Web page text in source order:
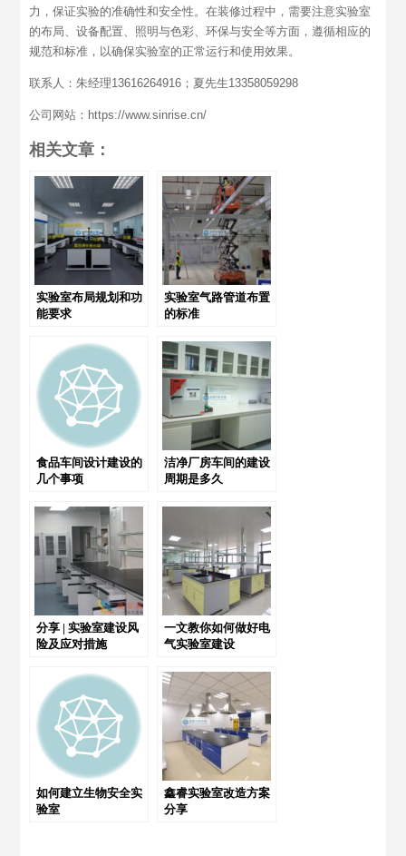
力，保证实验的准确性和安全性。在装修过程中，需要注意实验室
的布局、设备配置、照明与色彩、环保与安全等方面，遵循相应的
规范和标准，以确保实验室的正常运行和使用效果。
联系人：朱经理13616264916；夏先生13358059298
公司网站：https://www.sinrise.cn/
相关文章：
实验室布局规划和功
能要求
实验室气路管道布置
的标准
食品车间设计建设的
几个事项
洁净厂房车间的建设
周期是多久
分享 | 实验室建设风
险及应对措施
一文教你如何做好电
气实验室建设
如何建立生物安全实
验室
鑫睿实验室改造方案
分享